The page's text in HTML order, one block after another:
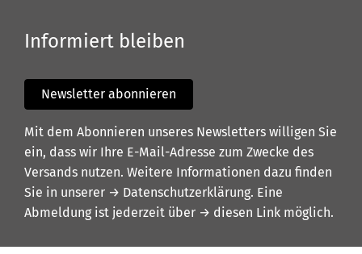
Informiert bleiben
Newsletter abonnieren
Mit dem Abonnieren unseres Newsletters willigen Sie
ein, dass wir Ihre E-Mail-Adresse zum Zwecke des
Versands nutzen. Weitere Informationen dazu finden
Sie in unserer → Datenschutzerklärung. Eine
Abmeldung ist jederzeit über → diesen Link möglich.